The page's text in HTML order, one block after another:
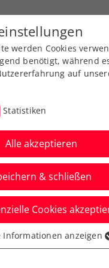
News
werden Cookies
benötigt, während
auf
Statistiken
Alle akzeptieren
& schließen
Cookies
werden für grundlegende
Informationen anzeigen